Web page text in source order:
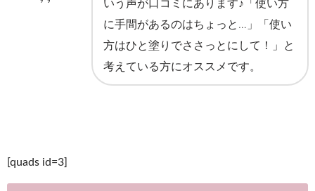
いう声が口コミにあります♪「使い方
に手間があるのはちょっと…」「使い
方はひと塗りでささっとにして！」と
考えている方にオススメです。
[quads id=3]